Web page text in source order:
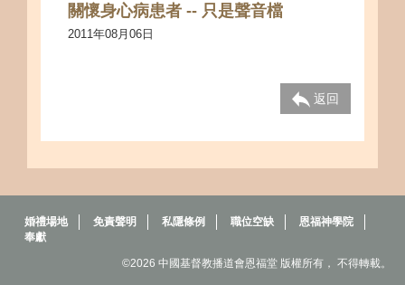
關懷身心病患者 -- 只是聲音檔
2011年08月06日
返回
婚禮場地 免責聲明 私隱條例 職位空缺
恩福神學院
奉獻
©2026 中國基督教播道會恩福堂 版權所有， 不得轉載。